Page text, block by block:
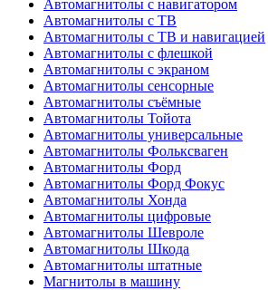
Автомагнитолы с навигатором
Автомагнитолы с ТВ
Автомагнитолы с ТВ и навигацией
Автомагнитолы с флешкой
Автомагнитолы с экраном
Автомагнитолы сенсорные
Автомагнитолы съёмные
Автомагнитолы Тойота
Автомагнитолы универсальные
Автомагнитолы Фольксваген
Автомагнитолы Форд
Автомагнитолы Форд Фокус
Автомагнитолы Хонда
Автомагнитолы цифровые
Автомагнитолы Шевроле
Автомагнитолы Шкода
Автомагнитолы штатные
Магнитолы в машину